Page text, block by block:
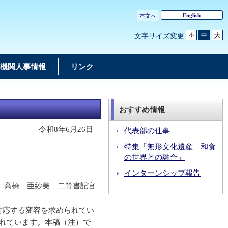
本文へ English
文字サイズ変更 小 中 大
関人事情報 リンク
令和8年6月26日
高橋 亜紗美 二等書記官
する変容を求められてい
ています。本稿（注）で
おすすめ情報
代表部の仕事
特集「無形文化遺産 和食
の世界との融合」
インターンシップ報告